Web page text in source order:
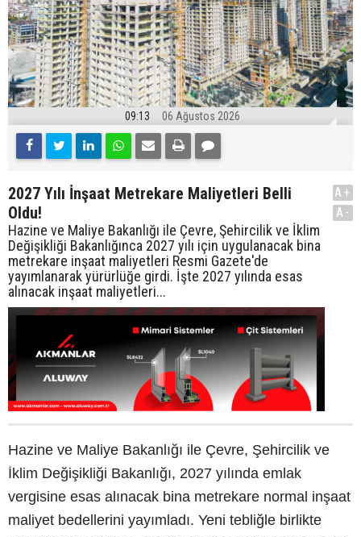
09:13 06 Ağustos 2026
2027 Yılı İnşaat Metrekare Maliyetleri Belli
Oldu!
Hazine ve Maliye Bakanlığı ile Çevre, Şehircilik ve İklim
Değişikliği Bakanlığınca 2027 yılı için uygulanacak bina
metrekare inşaat maliyetleri Resmi Gazete'de
yayımlanarak yürürlüğe girdi. İşte 2027 yılında esas
alınacak inşaat maliyetleri...
A+
A-
Hazine ve Maliye Bakanlığı ile Çevre, Şehircilik ve
İklim Değişikliği Bakanlığı, 2027 yılında emlak
vergisine esas alınacak bina metrekare normal inşaat
maliyet bedellerini yayımladı. Yeni tebliğle birlikte